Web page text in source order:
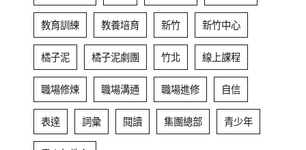
教育訓練 教養培育 新竹 新竹中心
橘子泥 橘子泥劇團 竹北 線上課程
職場修煉 職場溝通 職場進修 自信
表達 詞彙 閱讀 集團總部 青少年